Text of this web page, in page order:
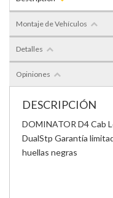
Montaje de Vehículos
Detalles
Opiniones
DESCRIPCIÓN
DOMINATOR D4 Cab
DualStp Garantía
huellas negras